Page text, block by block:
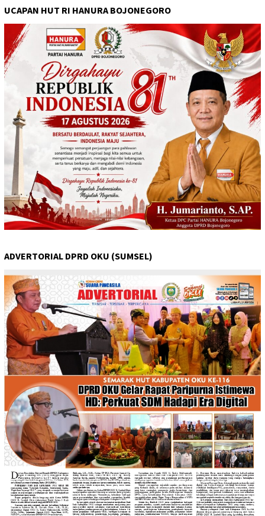
UCAPAN HUT RI HANURA BOJONEGORO
ADVERTORIAL DPRD OKU (SUMSEL)